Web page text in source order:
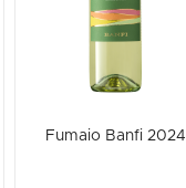
Fumaio Banfi 2024